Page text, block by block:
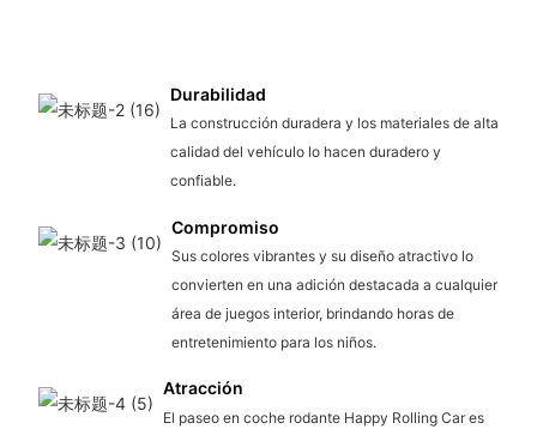
Durabilidad
La construcción duradera y los materiales de alta
calidad del vehículo lo hacen duradero y
confiable.
Compromiso
Sus colores vibrantes y su diseño atractivo lo
convierten en una adición destacada a cualquier
área de juegos interior, brindando horas de
entretenimiento para los niños.
Atracción
El paseo en coche rodante Happy Rolling Car es